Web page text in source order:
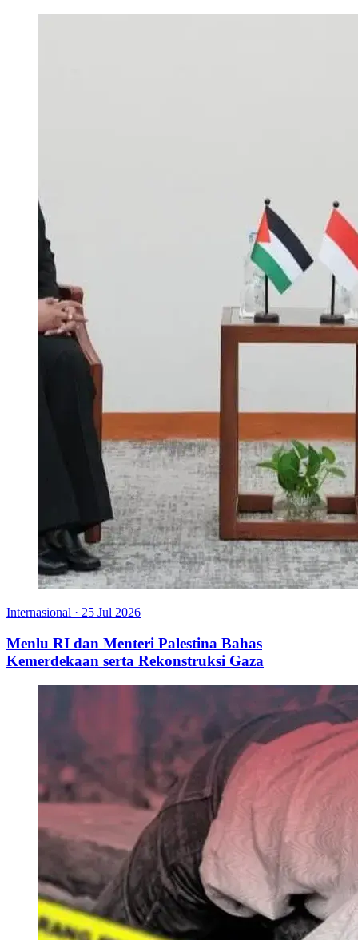
Internasional · 25 Jul 2026
Menlu RI dan Menteri Palestina Bahas
Kemerdekaan serta Rekonstruksi Gaza